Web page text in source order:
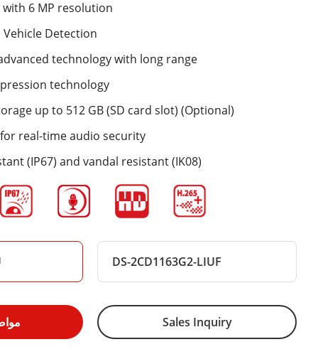
6 MP resolution
Detection
technology with long range
technology
up to 512 GB (SD card slot) (Optional)
real-time audio security
(IP67) and vandal resistant (IK08)
DS-2CD1163G2-LIUF
Sales Inquiry